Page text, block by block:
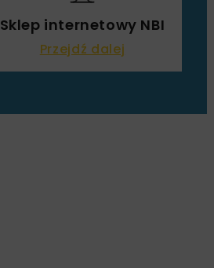
Sklep internetowy NBI
Przejdź dalej